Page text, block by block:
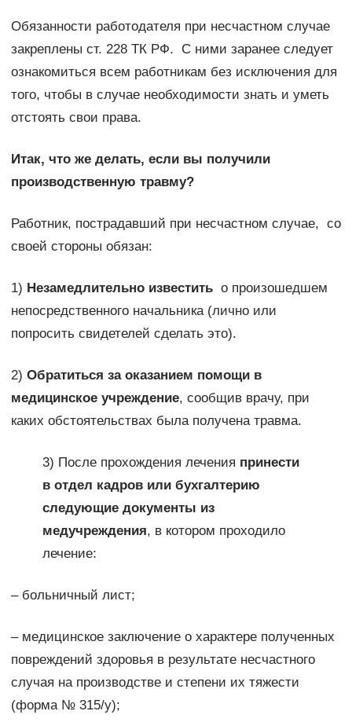
Обязанности работодателя при несчастном случае
закреплены ст. 228 ТК РФ. С ними заранее следует
ознакомиться всем работникам без исключения для
того, чтобы в случае необходимости знать и уметь
отстоять свои права.
Итак, что же делать, если вы получили
производственную травму?
Работник, пострадавший при несчастном случае, со
своей стороны обязан:
1) Незамедлительно известитьо произошедшем
непосредственного начальника (лично или
попросить свидетелей сделать это).
2) Обратиться за оказанием помощи в
медицинское учреждение, сообщив врачу, при
каких обстоятельствах была получена травма.
3) После прохождения лечения принести
в отдел кадров или бухгалтерию
следующие документы из
медучреждения, в котором проходило
лечение:
– больничный лист;
– медицинское заключение о характере полученных
повреждений здоровья в результате несчастного
случая на производстве и степени их тяжести
(форма № 315/у);